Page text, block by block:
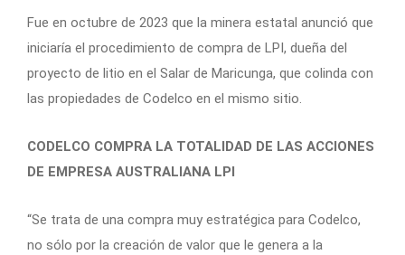
Fue en octubre de 2023 que la minera estatal anunció que
iniciaría el procedimiento de compra de LPI, dueña del
proyecto de litio en el Salar de Maricunga, que colinda con
las propiedades de Codelco en el mismo sitio.
CODELCO COMPRA LA TOTALIDAD DE LAS ACCIONES
DE EMPRESA AUSTRALIANA LPI
“Se trata de una compra muy estratégica para Codelco,
no sólo por la creación de valor que le genera a la